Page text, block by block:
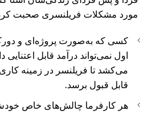
مورد مشکلات فریلنسری صحبت
کسی که به‌صورت پروژه‌ای و
اول نمی‌تواند درآمد قابل
می‌کشد تا فریلنسر در زمینه
قابل قبول برسد.
هر کارفرما چالش‌های خاص